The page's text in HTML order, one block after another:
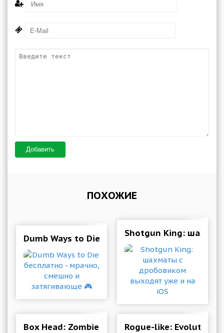
Добавить
ПОХОЖИЕ
Dumb Ways to Die бесплатно - мрачно,
Shotgun King:
Box Head: Zombies Must Die! для андроида
Rogue-like: Evolution